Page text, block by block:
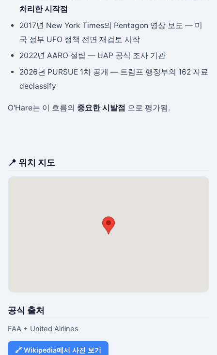
처리한 시작점
2017년 New York Times의 Pentagon 영상 보도 — 미
국 정부 UFO 정책 전면 재검토 시작
2022년 AARO 설립 — UAP 공식 조사 기관
2026년 PURSUE 1차 공개 — 트럼프 행정부의 162 자료
declassify
O'Hare는 이 흐름의 중요한 시발점 으로 평가됨.
📍 위치 지도
공식 출처
FAA + United Airlines
🔗 Wikipedia에서 사진 보기